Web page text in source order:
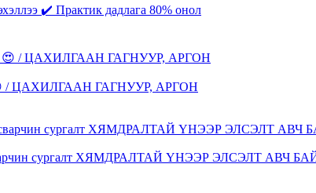
✔️ Практик дадлага 80% онол
😍 / ЦАХИЛГААН ГАГНУУР, АРГОН
сургалт ХЯМДРАЛТАЙ ҮНЭЭР ЭЛСЭЛТ АВЧ